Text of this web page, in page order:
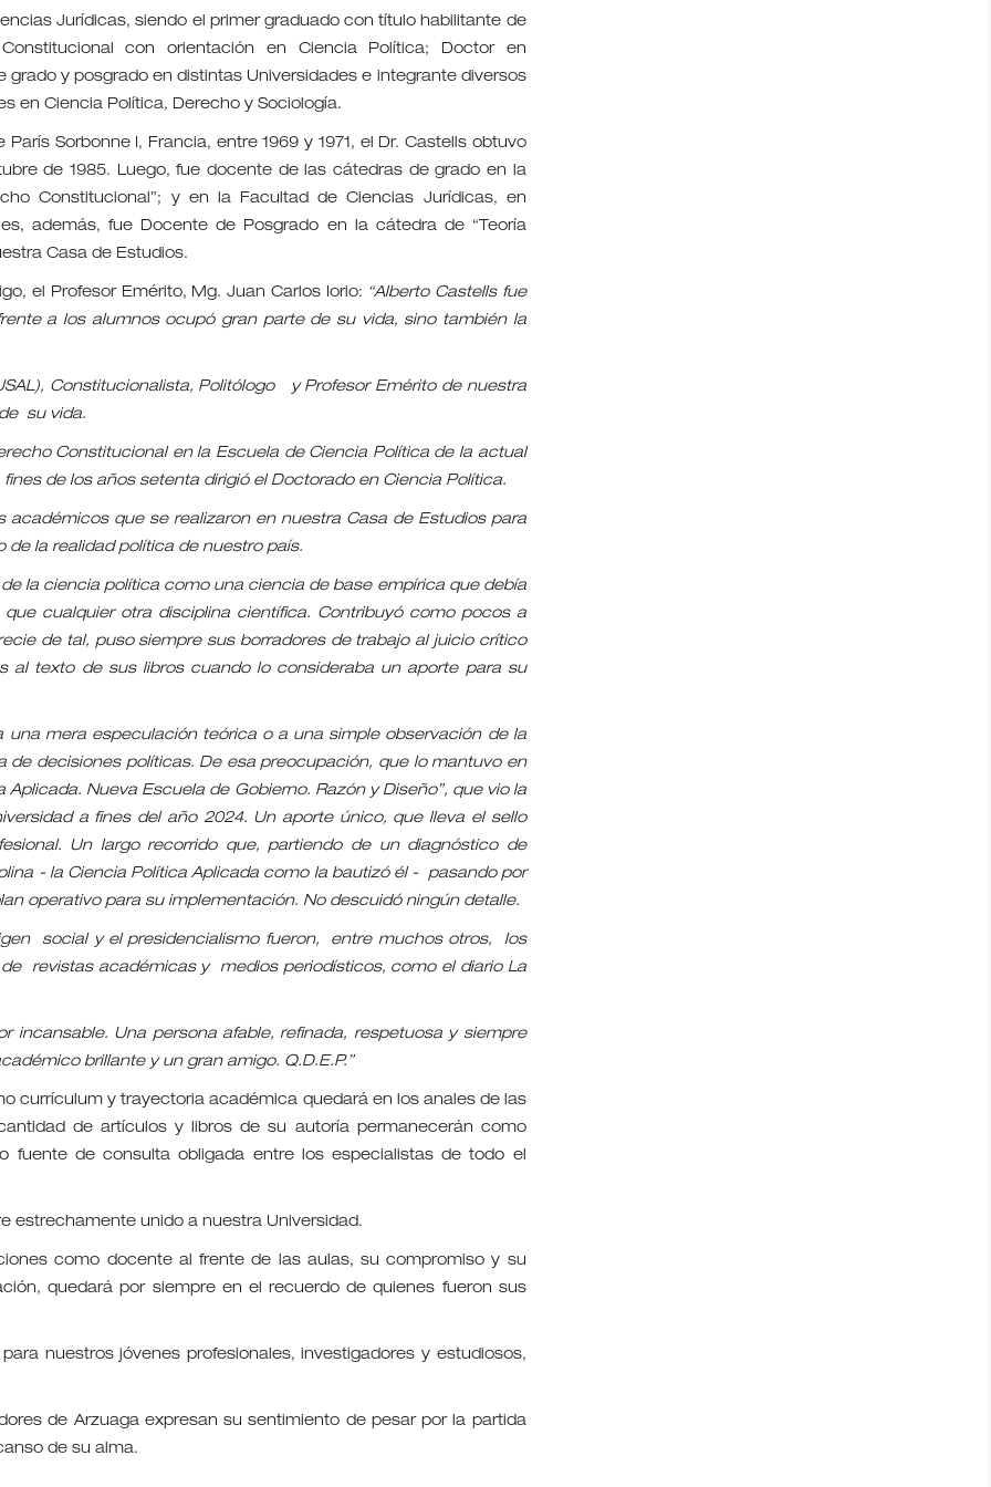
Jurídicas, siendo el primer graduado con título habilitante de
con orientación en Ciencia Política; Doctor en
y posgrado en distintas Universidades e integrante diversos
en Ciencia Política, Derecho y Sociología.
Sorbonne I, Francia, entre 1969 y 1971, el Dr. Castells obtuvo
de 1985. Luego, fue docente de las cátedras de grado en la
Constitucional”; y en la Facultad de Ciencias Jurídicas, en
además, fue Docente de Posgrado en la cátedra de “Teoría
Casa de Estudios.
el Profesor Emérito, Mg. Juan Carlos Iorio: “Alberto Castells fue
a los alumnos ocupó gran parte de su vida, sino también la
Constitucionalista, Politólogo y Profesor Emérito de nuestra
su vida.
Constitucional en la Escuela de Ciencia Política de la actual
de los años setenta dirigió el Doctorado en Ciencia Política.
que se realizaron en nuestra Casa de Estudios para
la realidad política de nuestro país.
la ciencia política como una ciencia de base empírica que debía
cualquier otra disciplina científica. Contribuyó como pocos a
de tal, puso siempre sus borradores de trabajo al juicio crítico
texto de sus libros cuando lo consideraba un aporte para su
mera especulación teórica o a una simple observación de la
decisiones políticas. De esa preocupación, que lo mantuvo en
Nueva Escuela de Gobierno. Razón y Diseño”, que vio la
a fines del año 2024. Un aporte único, que lleva el sello
Un largo recorrido que, partiendo de un diagnóstico de
- la Ciencia Política Aplicada como la bautizó él - pasando por
operativo para su implementación. No descuidó ningún detalle.
social y el presidencialismo fueron, entre muchos otros, los
revistas académicas y medios periodísticos, como el diario La
incansable. Una persona afable, refinada, respetuosa y siempre
brillante y un gran amigo. Q.D.E.P.”
currículum y trayectoria académica quedará en los anales de las
de artículos y libros de su autoría permanecerán como
fuente de consulta obligada entre los especialistas de todo el
estrechamente unido a nuestra Universidad.
como docente al frente de las aulas, su compromiso y su
quedará por siempre en el recuerdo de quienes fueron sus
nuestros jóvenes profesionales, investigadores y estudiosos,
de Arzuaga expresan su sentimiento de pesar por la partida
de su alma.